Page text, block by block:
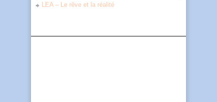
LEA – Le rêve et la réalité